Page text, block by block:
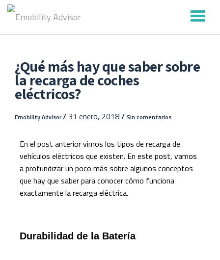
contenido
¿Qué más hay que saber sobre
la recarga de coches
eléctricos?
Emobility Advisor/ 31 enero, 2018/ Sin comentarios
En el post anterior vimos los tipos de recarga de
vehículos eléctricos que existen. En este post, vamos
a profundizar un poco más sobre algunos conceptos
que hay que saber para conocer cómo funciona
exactamente la recarga eléctrica.
Durabilidad de la Batería